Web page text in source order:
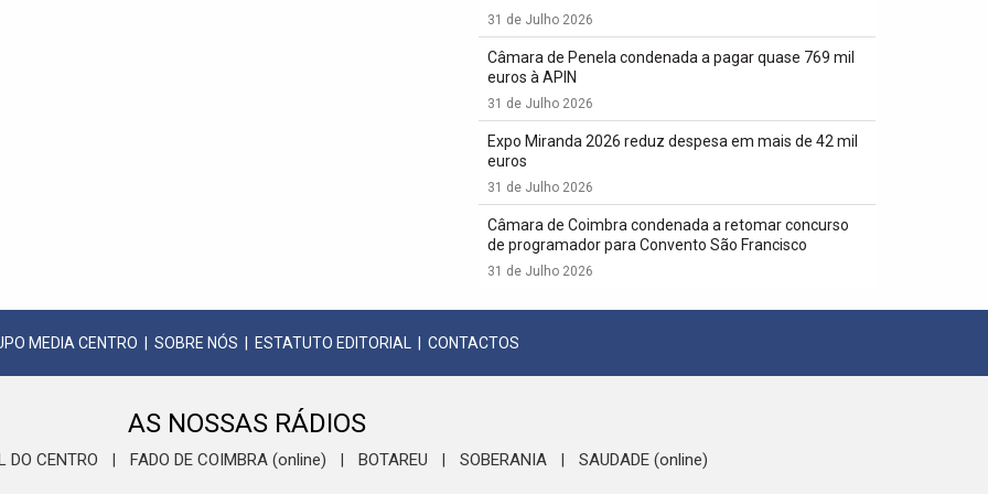
31 de Julho 2026
Câmara de Penela condenada a pagar quase 769 mil
euros à APIN
31 de Julho 2026
Expo Miranda 2026 reduz despesa em mais de 42 mil
euros
31 de Julho 2026
Câmara de Coimbra condenada a retomar concurso
de programador para Convento São Francisco
31 de Julho 2026
MEDIA CENTRO SOBRE NÓS ESTATUTO EDITORIAL CONTACTOS
AS NOSSAS RÁDIOS
DO CENTRO FADO DE COIMBRA (online) BOTAREU SOBERANIA SAUDADE (online)